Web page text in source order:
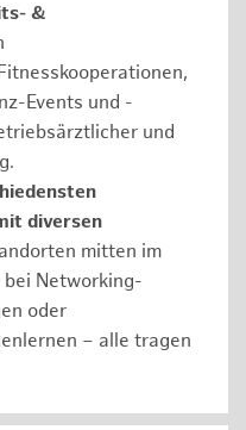
&
Events und -
und
diversen
mitten im
bei Networking-
oder
– alle tragen